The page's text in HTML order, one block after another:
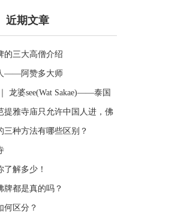
近期文章
的三大高僧介绍
——阿赞多大师
龙婆see(Wat Sakae)——泰国
提雅寺庙只允许中国人进，佛
倍！
三种方法有哪些区别？
解多少！
牌都是真的吗？
何区分？